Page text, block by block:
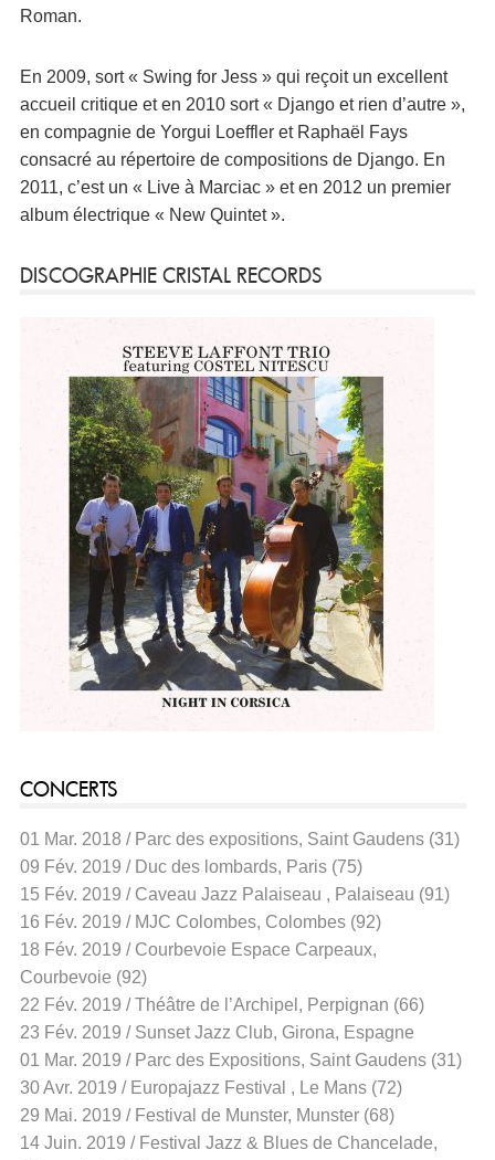
Roman.
En 2009, sort « Swing for Jess » qui reçoit un excellent
accueil critique et en 2010 sort « Django et rien d’autre »,
en compagnie de Yorgui Loeffler et Raphaël Fays
consacré au répertoire de compositions de Django. En
2011, c’est un « Live à Marciac » et en 2012 un premier
album électrique « New Quintet ».
DISCOGRAPHIE CRISTAL RECORDS
CONCERTS
01 Mar. 2018 / Parc des expositions, Saint Gaudens (31)
09 Fév. 2019 / Duc des lombards, Paris (75)
15 Fév. 2019 / Caveau Jazz Palaiseau , Palaiseau (91)
16 Fév. 2019 / MJC Colombes, Colombes (92)
18 Fév. 2019 / Courbevoie Espace Carpeaux,
Courbevoie (92)
22 Fév. 2019 / Théâtre de l’Archipel, Perpignan (66)
23 Fév. 2019 / Sunset Jazz Club, Girona, Espagne
01 Mar. 2019 / Parc des Expositions, Saint Gaudens (31)
30 Avr. 2019 / Europajazz Festival , Le Mans (72)
29 Mai. 2019 / Festival de Munster, Munster (68)
14 Juin. 2019 / Festival Jazz & Blues de Chancelade,